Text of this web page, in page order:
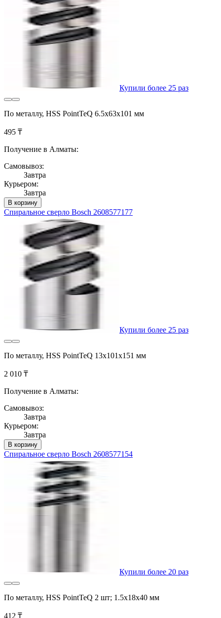
Купили более 25 раз
По металлу, HSS PointTeQ 6.5x63x101 мм
495 ₸
Получение в Алматы:
Самовывоз:
Завтра
Курьером:
Завтра
В корзину
Спиральное сверло Bosch 2608577177
Купили более 25 раз
По металлу, HSS PointTeQ 13х101х151 мм
2 010 ₸
Получение в Алматы:
Самовывоз:
Завтра
Курьером:
Завтра
В корзину
Спиральное сверло Bosch 2608577154
Купили более 20 раз
По металлу, HSS PointTeQ 2 шт; 1.5х18х40 мм
412 ₸